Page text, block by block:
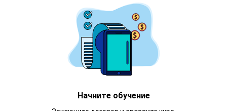
Начните обучение